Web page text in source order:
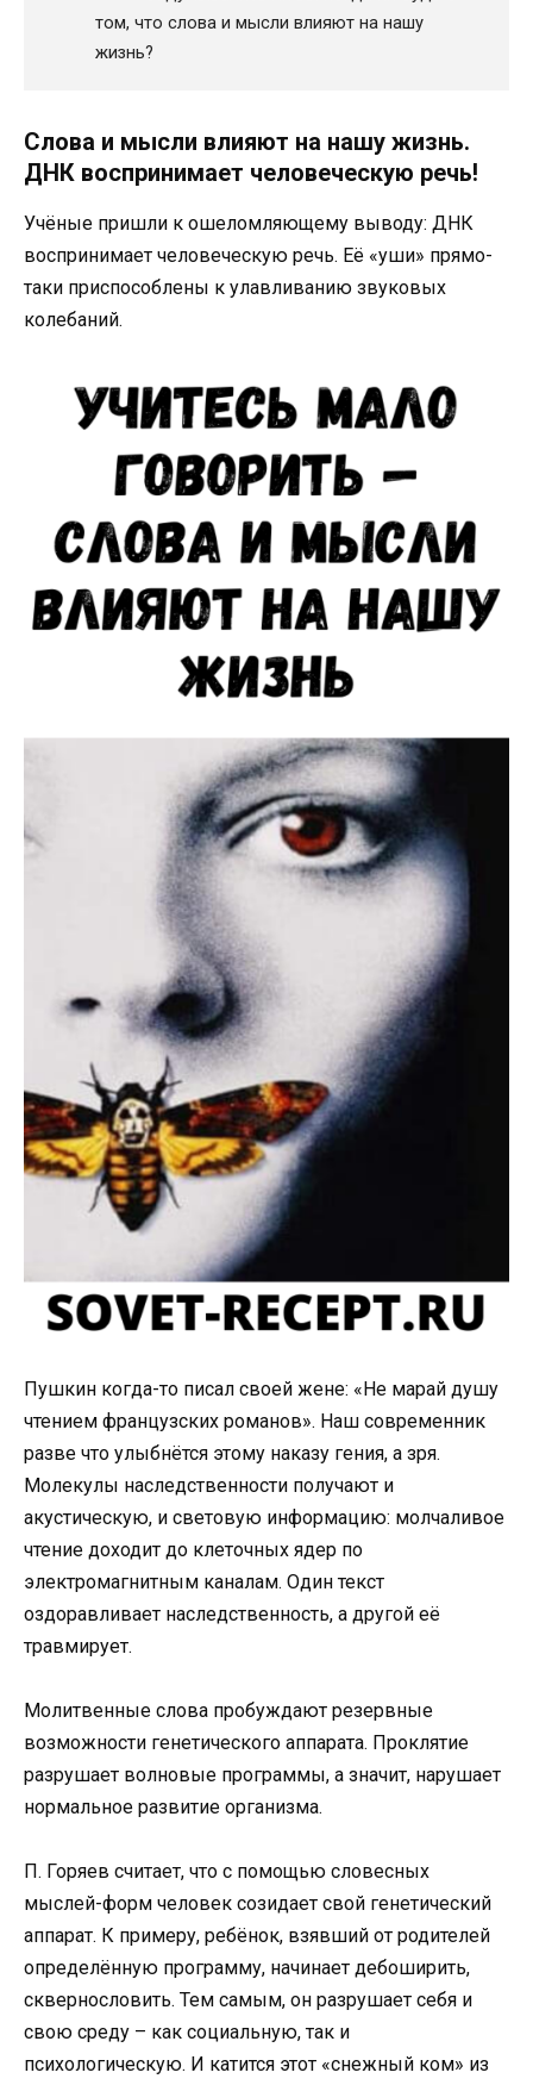
том, что слова и мысли влияют на нашу
жизнь?
Слова и мысли влияют на нашу жизнь.
ДНК воспринимает человеческую речь!
Учёные пришли к ошеломляющему выводу: ДНК
воспринимает человеческую речь. Её «уши» прямо-
таки приспособлены к улавливанию звуковых
колебаний.
Пушкин когда-то писал своей жене: «Не марай душу
чтением французских романов». Наш современник
разве что улыбнётся этому наказу гения, а зря.
Молекулы наследственности получают и
акустическую, и световую информацию: молчаливое
чтение доходит до клеточных ядер по
электромагнитным каналам. Один текст
оздоравливает наследственность, а другой её
травмирует.
Молитвенные слова пробуждают резервные
возможности генетического аппарата. Проклятие
разрушает волновые программы, а значит, нарушает
нормальное развитие организма.
П. Горяев считает, что с помощью словесных
мыслей-форм человек созидает свой генетический
аппарат. К примеру, ребёнок, взявший от родителей
определённую программу, начинает дебоширить,
сквернословить. Тем самым, он разрушает себя и
свою среду – как социальную, так и
психологическую. И катится этот «снежный ком» из